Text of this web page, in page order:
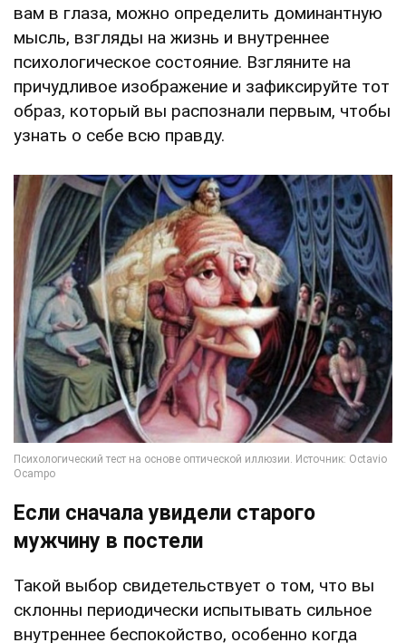
вам в глаза, можно определить доминантную
мысль, взгляды на жизнь и внутреннее
психологическое состояние. Взгляните на
причудливое изображение и зафиксируйте тот
образ, который вы распознали первым, чтобы
узнать о себе всю правду.
Если сначала увидели старого
мужчину в постели
Такой выбор свидетельствует о том, что вы
склонны периодически испытывать сильное
внутреннее беспокойство, особенно когда